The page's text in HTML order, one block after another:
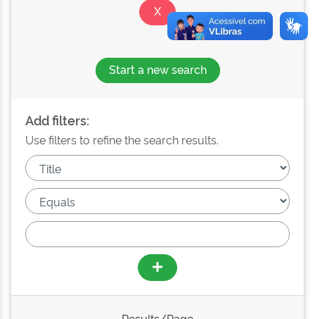
Start a new search
Add filters:
Use filters to refine the search results.